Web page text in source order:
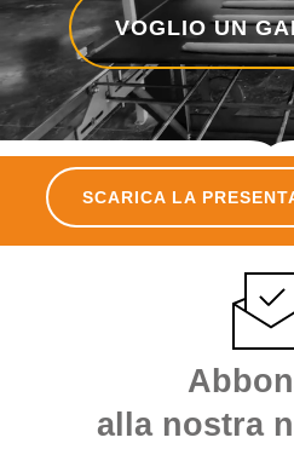
VOGLIO UN
SCARICA LA
alla nostra